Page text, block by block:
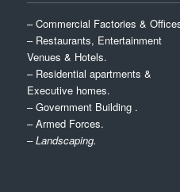
– Commercial Factories &
– Restaurants, Entertainment
Venues & Hotels.
– Residential apartments &
Executive homes.
– Government Building .
– Armed Forces.
– Landscaping.